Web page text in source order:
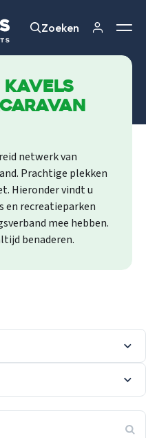
Zoeken
Zoeken
kavels
netwerk van
Prachtige plekken
Hieronder vindt u
en recreatieparken
mee hebben.
benaderen.